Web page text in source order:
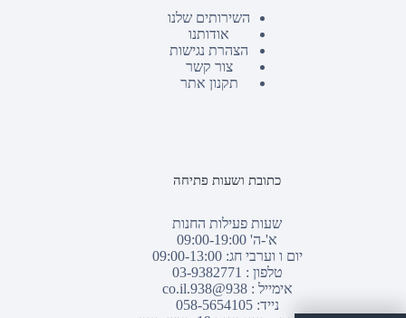
השירותים שלנו
אודותנו
הצהרת נגישות
צור קשר
תקנון אתר
כתובת ושעות פתיחה
שעות פעילות החנות
א'-ה' 09:00-19:00
יום ו וערבי חג: 09:00-13:00
טלפון : 03-9382771
אימייל :938@938.co.il
נייד: 058-5654105